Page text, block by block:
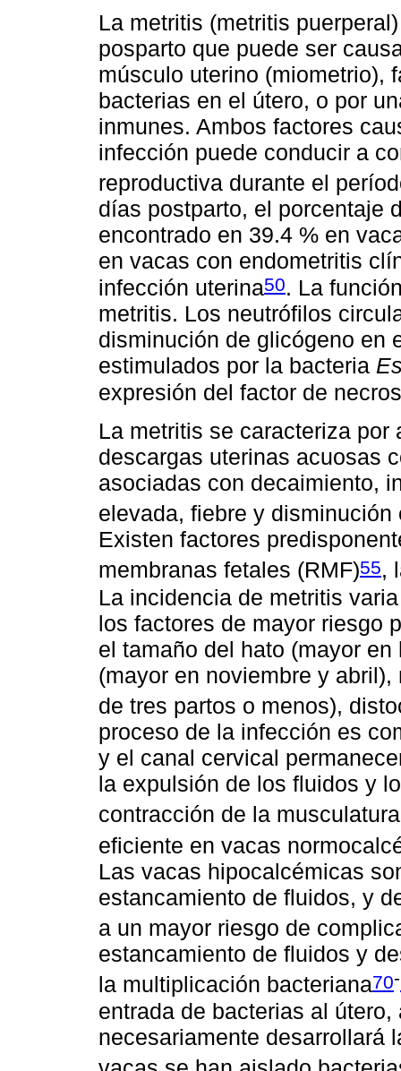
La metritis (metritis
posparto que puede ser
músculo uterino (miometrio),
bacterias en el útero, o por
inmunes. Ambos factores
infección puede conducir a
reproductiva durante el
días postparto, el porcentaje
encontrado en 39.4 % en
en vacas con endometritis
infección uterina50. La
metritis. Los neutrófilos
disminución de glicógeno en
estimulados por la bacteria
expresión del factor de
La metritis se caracteriza por
descargas uterinas acuosas
asociadas con decaimiento,
elevada, fiebre y
Existen factores
membranas fetales (RMF)55,
La incidencia de metritis
los factores de mayor riesgo
el tamaño del hato (mayor
(mayor en noviembre y
de tres partos o menos),
proceso de la infección es
y el canal cervical
la expulsión de los fluidos y
contracción de la
eficiente en vacas
Las vacas hipocalcémicas
estancamiento de fluidos, y
a un mayor riesgo de
estancamiento de fluidos y
la multiplicación bacteriana70-
entrada de bacterias al
necesariamente desarrollará